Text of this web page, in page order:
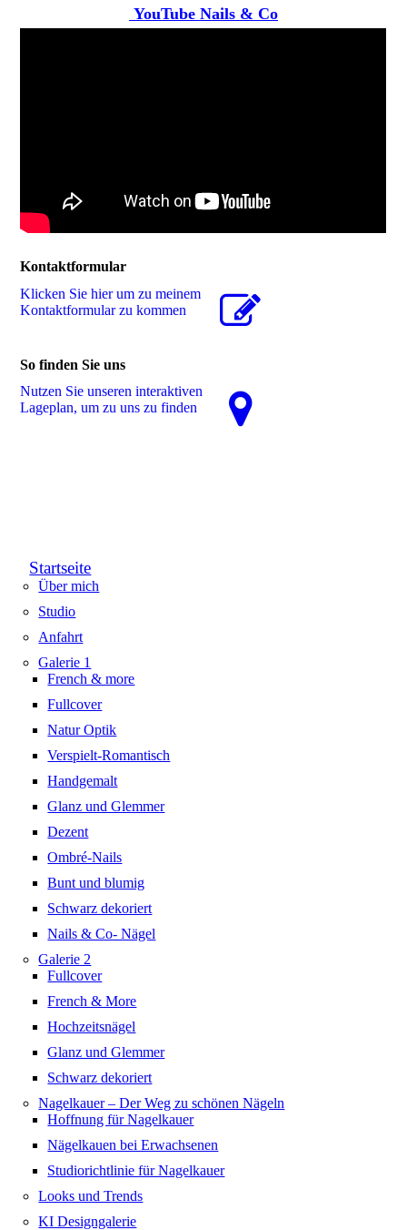
YouTube Nails & Co
Kontaktformular
Klicken Sie hier um zu meinem
Kon­takt­for­mu­lar zu kommen
So finden Sie uns
Nutzen Sie unseren interaktiven
La­ge­plan, um zu uns zu finden
Startseite
Über mich
Studio
Anfahrt
Galerie 1
French & more
Fullcover
Natur Optik
Verspielt-Romantisch
Handgemalt
Glanz und Glemmer
Dezent
Ombré-Nails
Bunt und blumig
Schwarz dekoriert
Nails & Co- Nägel
Galerie 2
Fullcover
French & More
Hochzeitsnägel
Glanz und Glemmer
Schwarz dekoriert
Nagelkauer – Der Weg zu schönen Nägeln
Hoffnung für Nagelkauer
Nägelkauen bei Erwachsenen
Studiorichtlinie für Nagelkauer
Looks und Trends
KI Designgalerie